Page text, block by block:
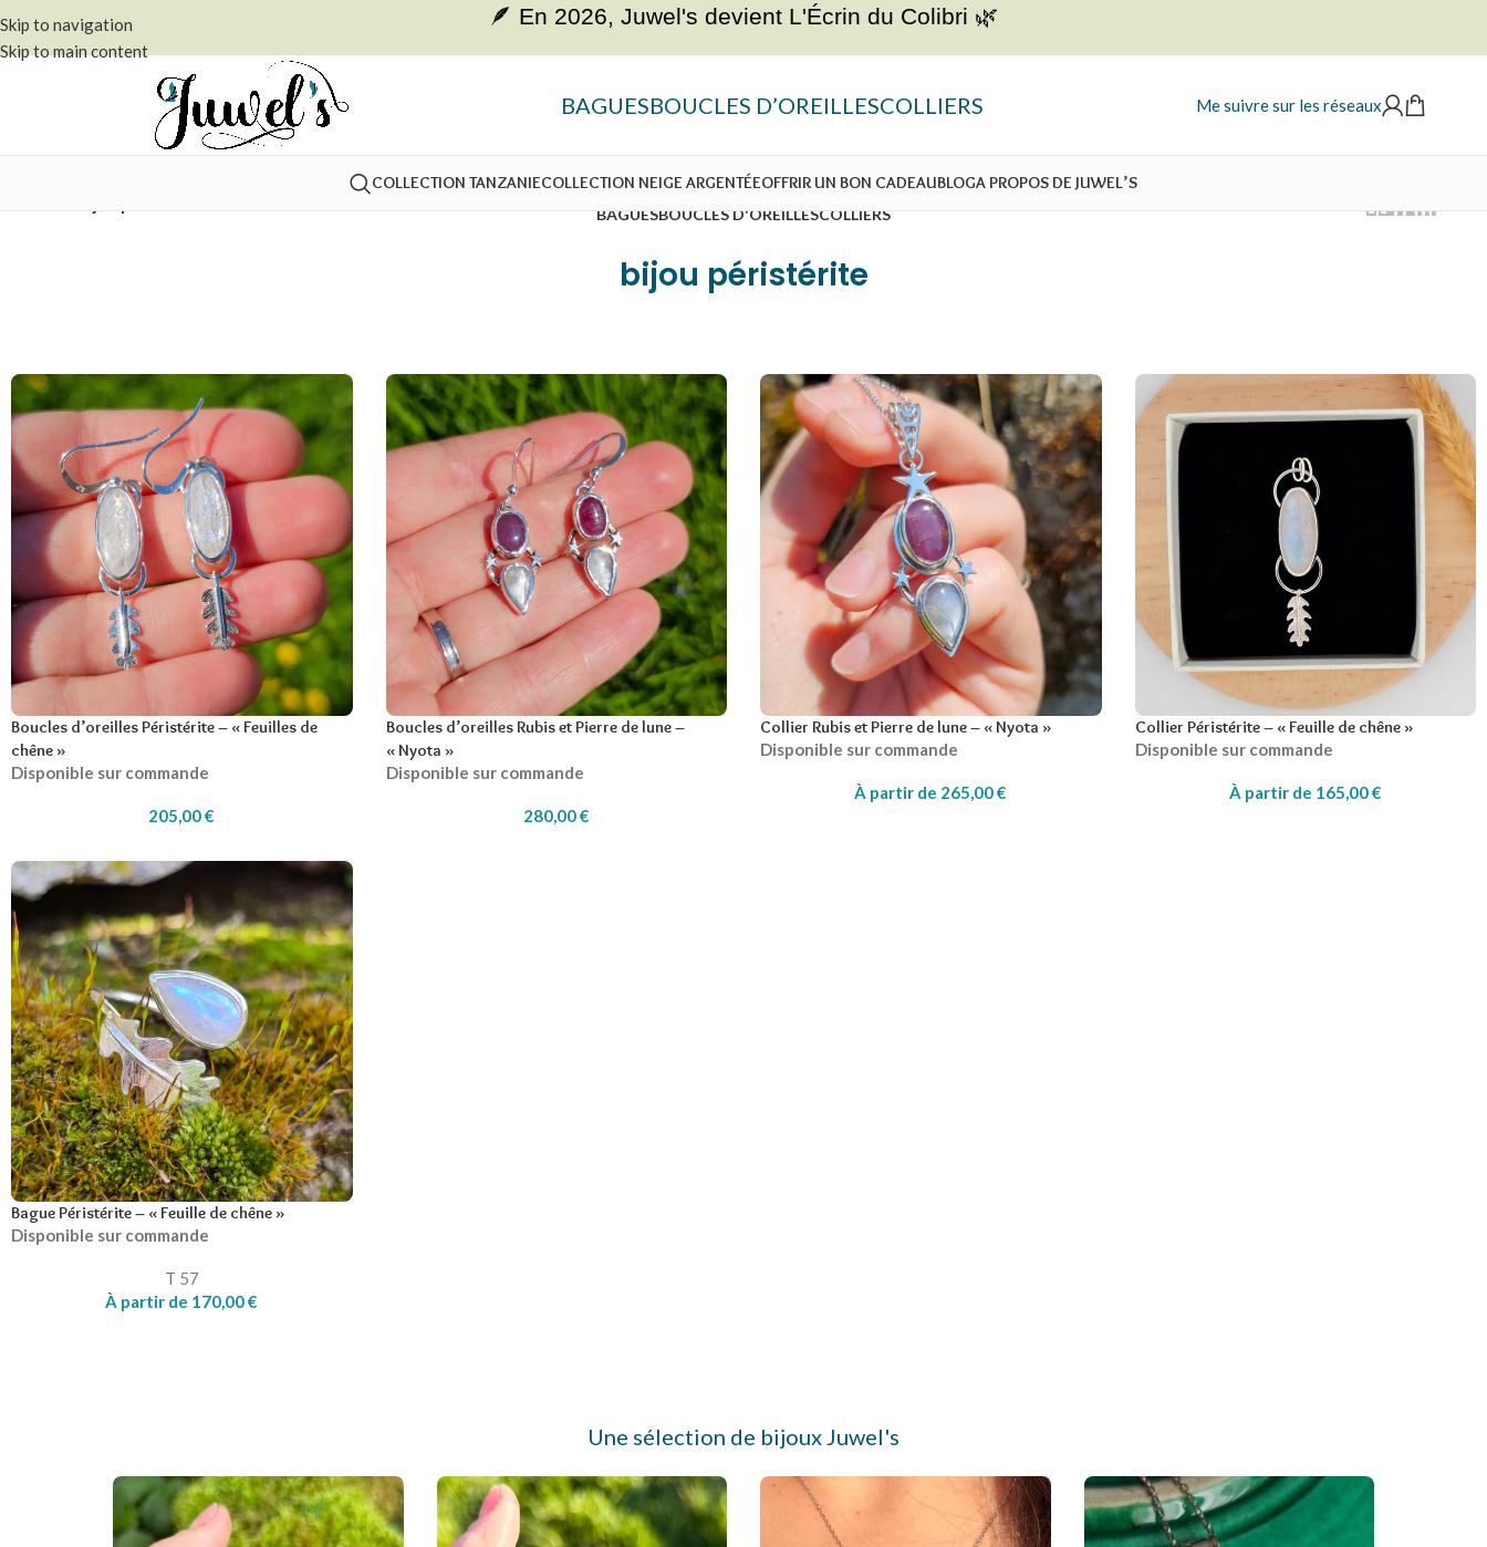
Skip to navigation
Skip to main content
🪶 En 2026, Juwel's devient L'Écrin du Colibri 🌿
BAGUESBOUCLES D’OREILLESCOLLIERS Me suivre sur les réseaux
COLLECTION TANZANIECOLLECTION NEIGE ARGENTÉEOFFRIR UN BON CADEAUBLOGA PROPOS DE JUWEL’S
BAGUESBOUCLES D'OREILLESCOLLIERS
bijou péristérite
Boucles d’oreilles Péristérite – « Feuilles de
chêne »
Disponible sur commande
205,00€
Boucles d’oreilles Rubis et Pierre de lune –
« Nyota »
Disponible sur commande
280,00€
Collier Rubis et Pierre de lune – « Nyota »
Disponible sur commande
À partir de 265,00€
Collier Péristérite – « Feuille de chêne »
Disponible sur commande
À partir de 165,00€
Bague Péristérite – « Feuille de chêne »
Disponible sur commande
T 57
À partir de 170,00€
Une sélection de bijoux Juwel's